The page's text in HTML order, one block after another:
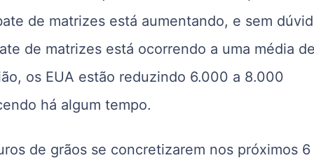
de matrizes está aumentando, e sem
de matrizes está ocorrendo a uma média
os EUA estão reduzindo 6.000 a 8.000
há algum tempo.
de grãos se concretizarem nos próximos 6